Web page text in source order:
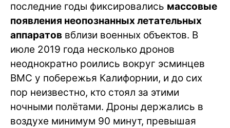
последние годы фиксировались массовые
появления неопознанных летательных
аппаратов вблизи военных объектов. В
июле 2019 года несколько дронов
неоднократно роились вокруг эсминцев
ВМС у побережья Калифорнии, и до сих
пор неизвестно, кто стоял за этими
ночными полётами. Дроны держались в
воздухе минимум 90 минут, превышая